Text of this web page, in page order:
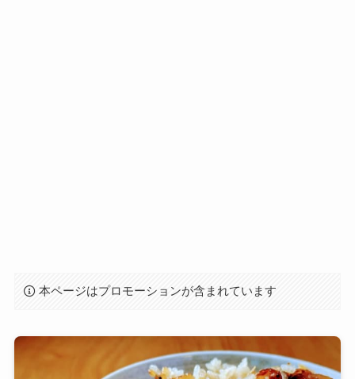
本ページはプロモーションが含まれています